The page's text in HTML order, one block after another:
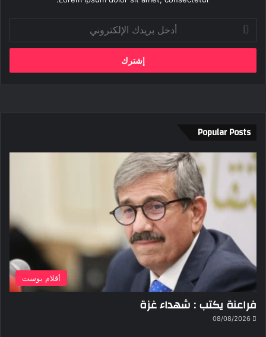
بريدك
الإلكتروني
Popular Posts
أقلام بوست
فراعنة يكتب : شهداء غزة
08/08/2026